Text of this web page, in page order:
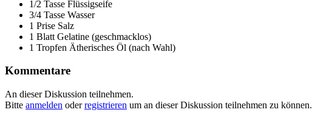
1/2 Tasse Flüssigseife
3/4 Tasse Wasser
1 Prise Salz
1 Blatt Gelatine (geschmacklos)
1 Tropfen Ätherisches Öl (nach Wahl)
Kommentare
An dieser Diskussion teilnehmen.
Bitte anmelden oderregistrieren um an dieser Diskussion teilnehmen zu können.